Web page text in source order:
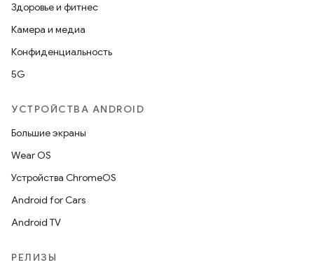
Здоровье и фитнес
Камера и медиа
Конфиденциальность
5G
УСТРОЙСТВА ANDROID
Большие экраны
Wear OS
Устройства ChromeOS
Android for Cars
Android TV
РЕЛИЗЫ